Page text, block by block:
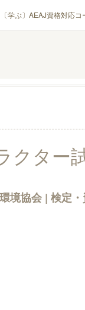
〔学ぶ〕AEAJ資格対応コ
クター